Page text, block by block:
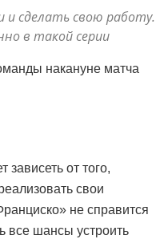
сделать свою работу.
в такой серии
накануне матча
зависеть от того,
свои
не справится
все шансы устроить